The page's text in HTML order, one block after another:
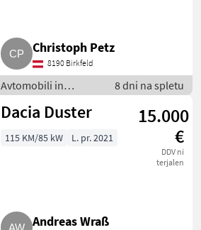
Christoph Petz
8190 Birkfeld
Avtomobili in
motorna kolesa /
Terensko vozilo -
8 dni na spletu
Dacia Duster
15.000
€
DDV ni
terjalen
115 KM/85 kW L. pr. 2021
Andreas Wraß